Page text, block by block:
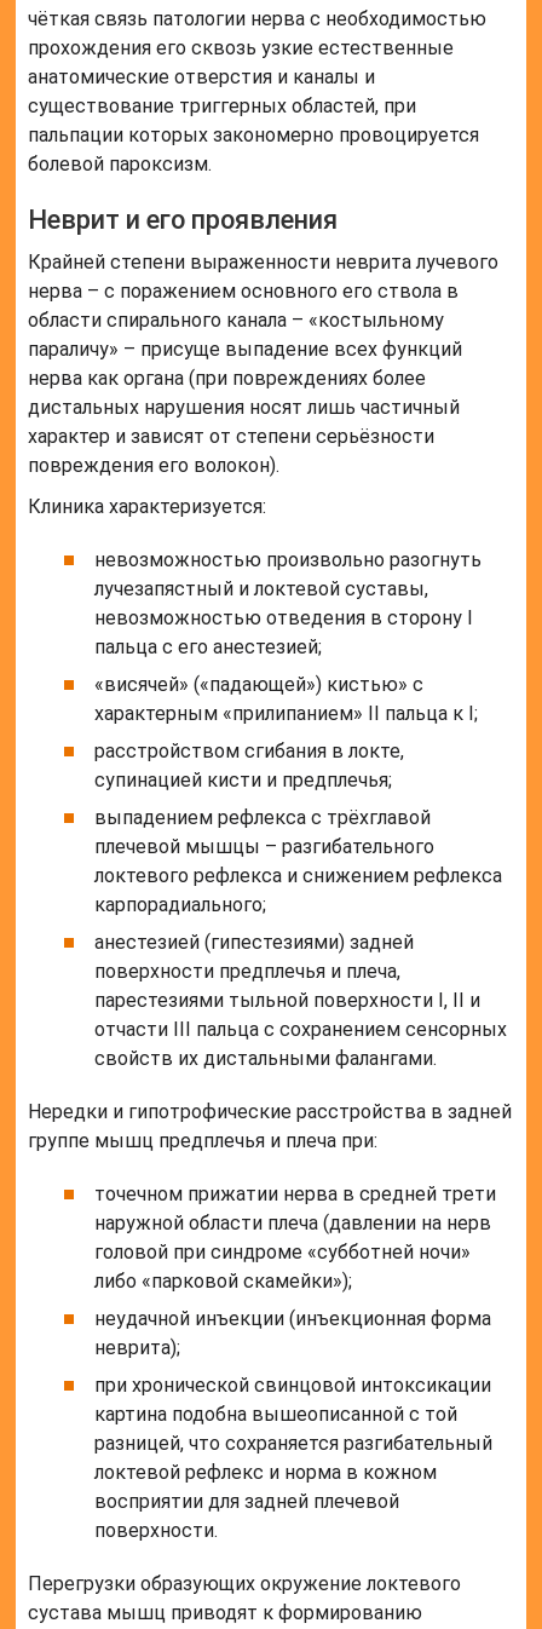
чёткая связь патологии нерва с необходимостью
прохождения его сквозь узкие естественные
анатомические отверстия и каналы и
существование триггерных областей, при
пальпации которых закономерно провоцируется
болевой пароксизм.
Неврит и его проявления
Крайней степени выраженности неврита лучевого
нерва – с поражением основного его ствола в
области спирального канала – «костыльному
параличу» – присуще выпадение всех функций
нерва как органа (при повреждениях более
дистальных нарушения носят лишь частичный
характер и зависят от степени серьёзности
повреждения его волокон).
Клиника характеризуется:
невозможностью произвольно разогнуть
лучезапястный и локтевой суставы,
невозможностью отведения в сторону I
пальца с его анестезией;
«висячей» («падающей») кистью» с
характерным «прилипанием» II пальца к I;
расстройством сгибания в локте,
супинацией кисти и предплечья;
выпадением рефлекса с трёхглавой
плечевой мышцы – разгибательного
локтевого рефлекса и снижением рефлекса
карпорадиального;
анестезией (гипестезиями) задней
поверхности предплечья и плеча,
парестезиями тыльной поверхности I, II и
отчасти III пальца с сохранением сенсорных
свойств их дистальными фалангами.
Нередки и гипотрофические расстройства в задней
группе мышц предплечья и плеча при:
точечном прижатии нерва в средней трети
наружной области плеча (давлении на нерв
головой при синдроме «субботней ночи»
либо «парковой скамейки»);
неудачной инъекции (инъекционная форма
неврита);
при хронической свинцовой интоксикации
картина подобна вышеописанной с той
разницей, что сохраняется разгибательный
локтевой рефлекс и норма в кожном
восприятии для задней плечевой
поверхности.
Перегрузки образующих окружение локтевого
сустава мышц приводят к формированию